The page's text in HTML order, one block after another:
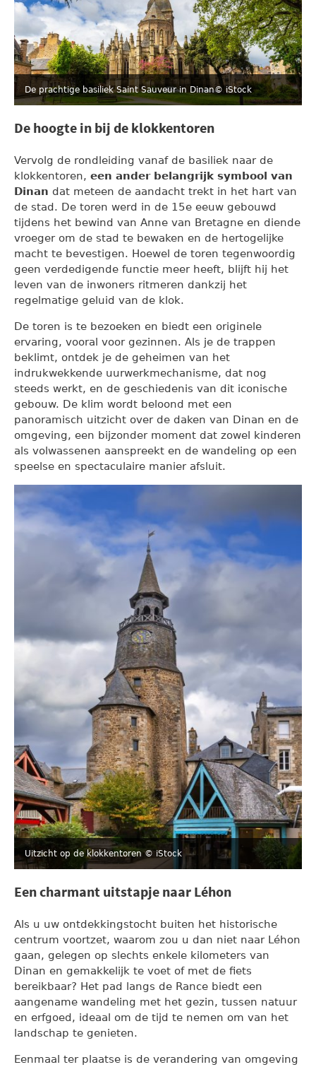
De prachtige basiliek Saint Sauveur in Dinan© iStock
De hoogte in bij de klokkentoren
Vervolg de rondleiding vanaf de basiliek naar de
klokkentoren, een ander belangrijk symbool van
Dinan dat meteen de aandacht trekt in het hart van
de stad. De toren werd in de 15e eeuw gebouwd
tijdens het bewind van Anne van Bretagne en diende
vroeger om de stad te bewaken en de hertogelijke
macht te bevestigen. Hoewel de toren tegenwoordig
geen verdedigende functie meer heeft, blijft hij het
leven van de inwoners ritmeren dankzij het
regelmatige geluid van de klok.
De toren is te bezoeken en biedt een originele
ervaring, vooral voor gezinnen. Als je de trappen
beklimt, ontdek je de geheimen van het
indrukwekkende uurwerkmechanisme, dat nog
steeds werkt, en de geschiedenis van dit iconische
gebouw. De klim wordt beloond met een
panoramisch uitzicht over de daken van Dinan en de
omgeving, een bijzonder moment dat zowel kinderen
als volwassenen aanspreekt en de wandeling op een
speelse en spectaculaire manier afsluit.
Uitzicht op de klokkentoren© iStock
Een charmant uitstapje naar Léhon
Als u uw ontdekkingstocht buiten het historische
centrum voortzet, waarom zou u dan niet naar Léhon
gaan, gelegen op slechts enkele kilometers van
Dinan en gemakkelijk te voet of met de fiets
bereikbaar? Het pad langs de Rance biedt een
aangename wandeling met het gezin, tussen natuur
en erfgoed, ideaal om de tijd te nemen om van het
landschap te genieten.
Eenmaal ter plaatse is de verandering van omgeving